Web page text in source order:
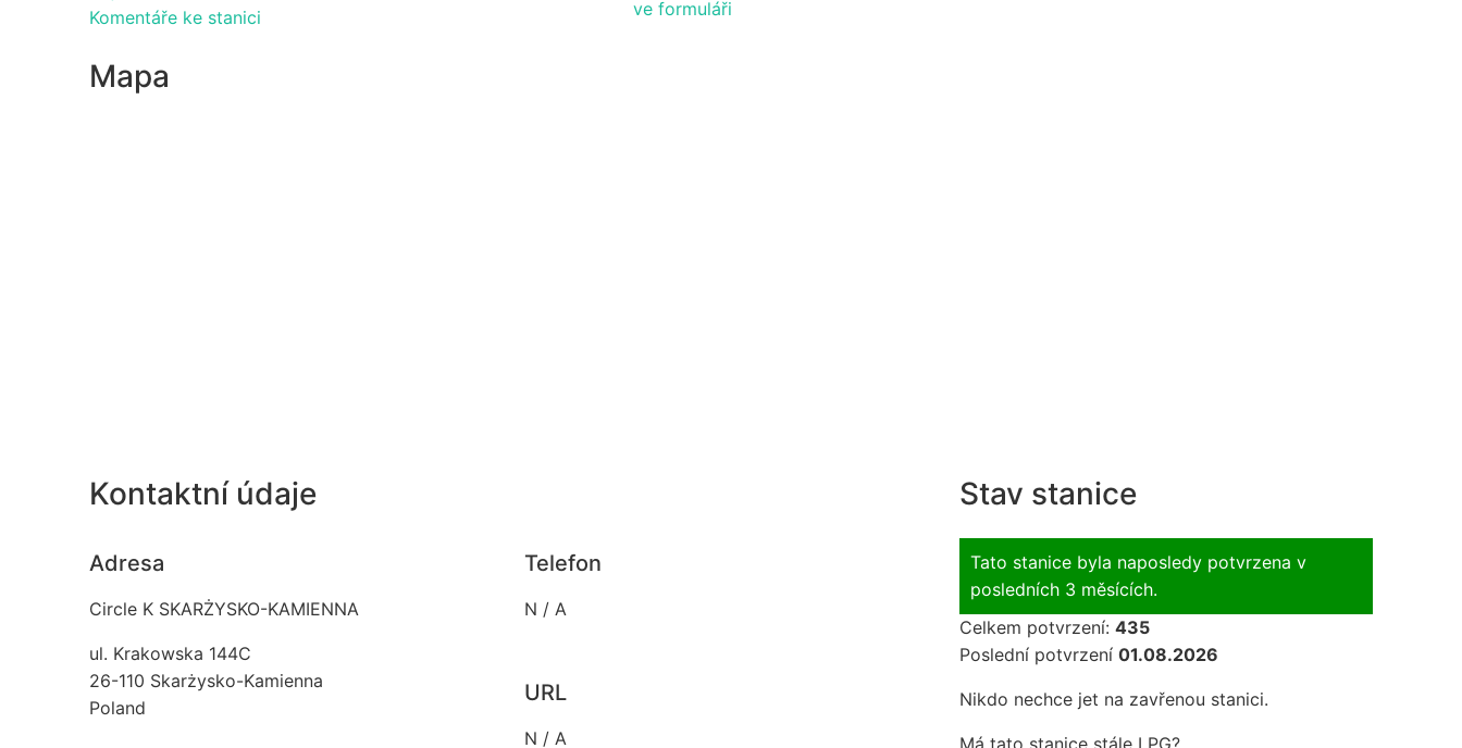
Komentáře ke stanici
ve formuláři
Mapa
Kontaktní údaje
Adresa
Circle K SKARŻYSKO-KAMIENNA
ul. Krakowska 144C
26-110 Skarżysko-Kamienna
Poland
Telefon
N / A
URL
N / A
Stav stanice
Tato stanice byla naposledy potvrzena v
posledních 3 měsících.
Celkem potvrzení: 435
Poslední potvrzení 01.08.2026
Nikdo nechce jet na zavřenou stanici.